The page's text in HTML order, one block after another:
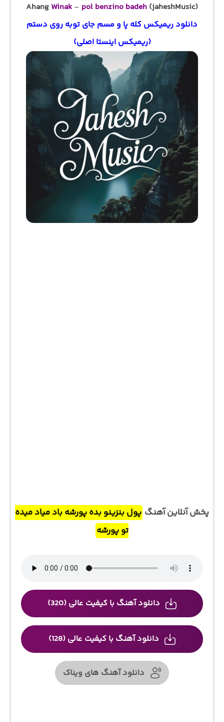
Ahang Winak– pol benzino badeh (jaheshMusic)
دانلود ریمیکس کله پا و مسم جای توبه روی دستم
(ریمیکس اینستا اصلی)
پخش آنلاین آهنگ پول بنزینو بده پورشه باد میاد میده
تو پورشه
دانلود آهنگ با کیفیت عالی (320)
دانلود آهنگ با کیفیت عالی (128)
دانلود آهنگ های ویناک